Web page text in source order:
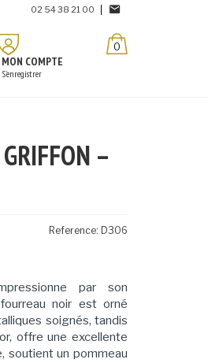
02 54 38 21 00
MON COMPTE
S'enregistrer
0
–
Reference: D306
par son
noir est orné
soignés, tandis
offre une excellente
soutient un pommeau